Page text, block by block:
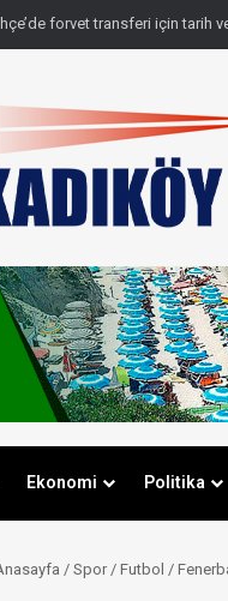
forvet transferi için tarih
Ekonomi Politika
/ Spor / Futbol /